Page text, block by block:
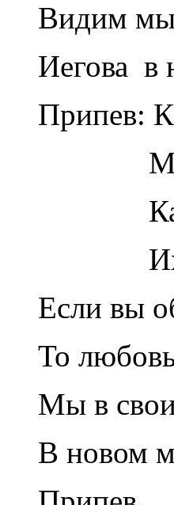
Видим
Иегова в
Припев:
Мы по
Их
Если вы
То
Мы в
В новом